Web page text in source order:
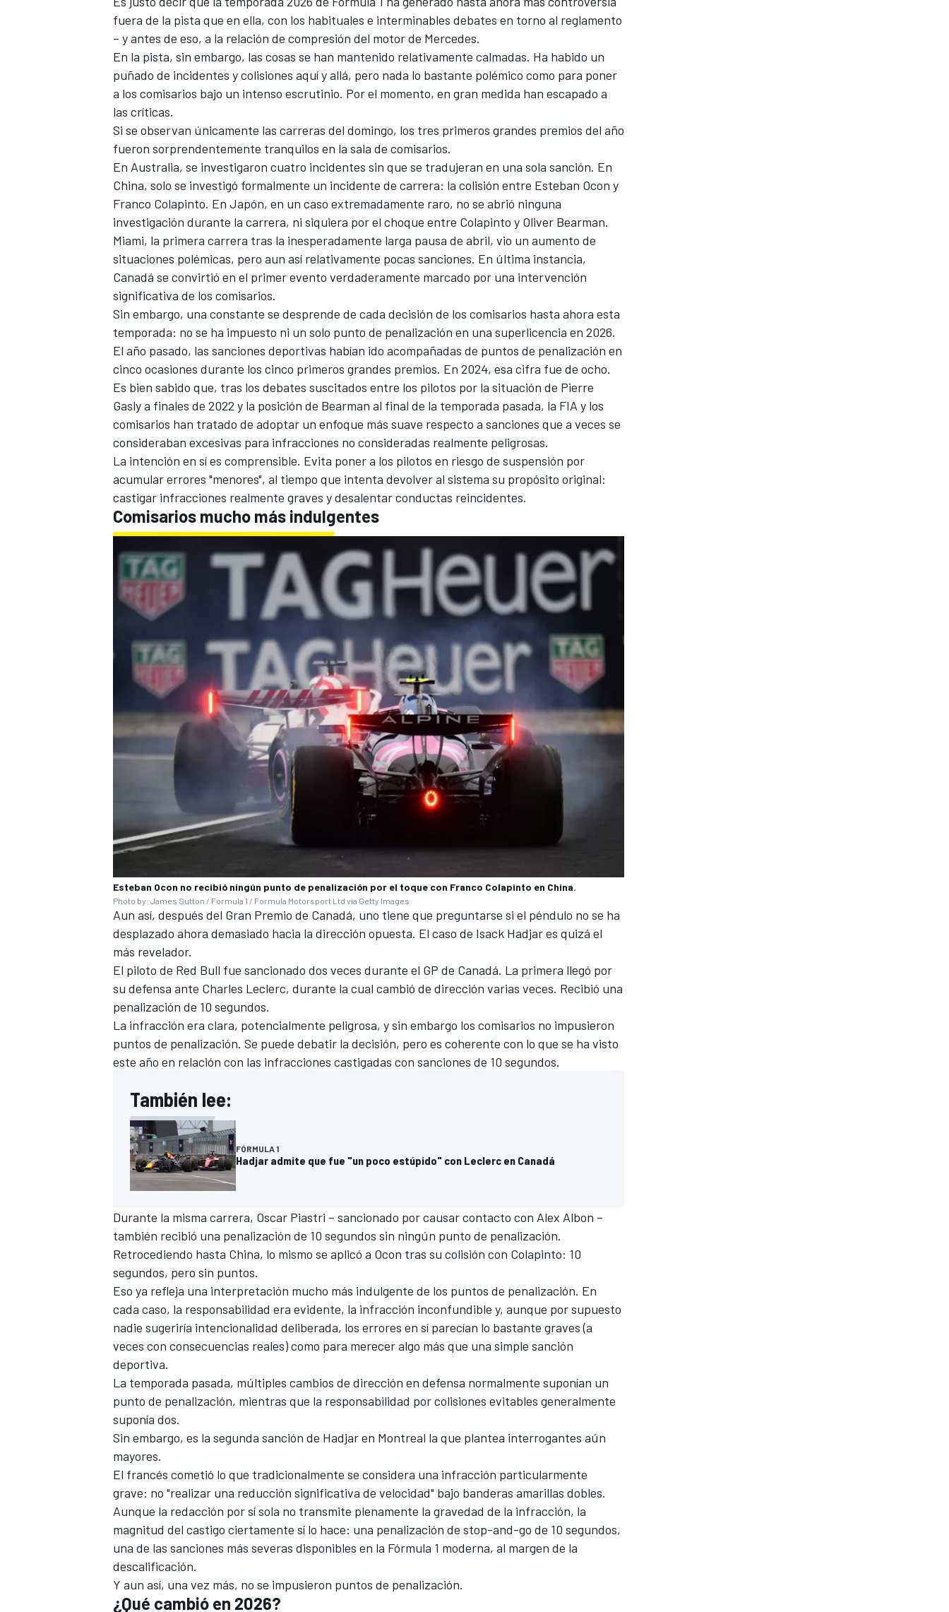
FÓRMULA E
WRC
fuera de la pista que en ella, con los habituales e interminables debates en torno al reglamento
– y antes de eso, a la relación de compresión del motor de Mercedes.
En la pista, sin embargo, las cosas se han mantenido relativamente calmadas. Ha habido un
puñado de incidentes y colisiones aquí y allá, pero nada lo bastante polémico como para poner
a los comisarios bajo un intenso escrutinio. Por el momento, en gran medida han escapado a
las críticas.
Si se observan únicamente las carreras del domingo, los tres primeros grandes premios del año
fueron sorprendentemente tranquilos en la sala de comisarios.
En Australia, se investigaron cuatro incidentes sin que se tradujeran en una sola sanción. En
China, solo se investigó formalmente un incidente de carrera: la colisión entre Esteban Ocon y
Franco Colapinto. En Japón, en un caso extremadamente raro, no se abrió ninguna
investigación durante la carrera, ni siquiera por el choque entre Colapinto y Oliver Bearman.
Miami, la primera carrera tras la inesperadamente larga pausa de abril, vio un aumento de
situaciones polémicas, pero aun así relativamente pocas sanciones. En última instancia,
Canadá se convirtió en el primer evento verdaderamente marcado por una intervención
significativa de los comisarios.
Sin embargo, una constante se desprende de cada decisión de los comisarios hasta ahora esta
temporada: no se ha impuesto ni un solo punto de penalización en una superlicencia en 2026.
El año pasado, las sanciones deportivas habían ido acompañadas de puntos de penalización en
cinco ocasiones durante los cinco primeros grandes premios. En 2024, esa cifra fue de ocho.
Es bien sabido que, tras los debates suscitados entre los pilotos por la situación de Pierre
Gaslya finales de 2022 y la posición de Bearman al final de la temporada pasada, la FIA y los
comisarios han tratado de adoptar un enfoque más suave respecto a sanciones que a veces se
consideraban excesivas para infracciones no consideradas realmente peligrosas.
La intención en sí es comprensible. Evita poner a los pilotos en riesgo de suspensión por
acumular errores "menores", al tiempo que intenta devolver al sistema su propósito original:
castigar infracciones realmente graves y desalentar conductas reincidentes.
Comisarios mucho más indulgentes
Esteban Ocon no recibió ningún punto de penalización por el toque con Franco Colapinto en China.
Photo by: James Sutton / Formula 1 / Formula Motorsport Ltd via Getty Images
Aun así, después del Gran Premio de Canadá, uno tiene que preguntarse si el péndulo no se ha
desplazado ahora demasiado hacia la dirección opuesta. El caso de Isack Hadjares quizá el
más revelador.
El piloto de Red Bull fue sancionado dos veces durante el GP de Canadá. La primera llegó por
su defensa ante Charles Leclerc, durante la cual cambió de dirección varias veces. Recibió una
penalización de 10 segundos.
La infracción era clara, potencialmente peligrosa, y sin embargo los comisarios no impusieron
puntos de penalización. Se puede debatir la decisión, pero es coherente con lo que se ha visto
este año en relación con las infracciones castigadas con sanciones de 10 segundos.
También lee:
FÓRMULA 1
Hadjar admite que fue "un poco estúpido" con Leclerc en Canadá
Durante la misma carrera, Oscar Piastri – sancionado por causar contacto con Alex Albon –
también recibió una penalización de 10 segundos sin ningún punto de penalización.
Retrocediendo hasta China, lo mismo se aplicó a Ocon tras su colisión con Colapinto: 10
segundos, pero sin puntos.
Eso ya refleja una interpretación mucho más indulgente de los puntos de penalización. En
cada caso, la responsabilidad era evidente, la infracción inconfundible y, aunque por supuesto
nadie sugeriría intencionalidad deliberada, los errores en sí parecían lo bastante graves (a
veces con consecuencias reales) como para merecer algo más que una simple sanción
deportiva.
La temporada pasada, múltiples cambios de dirección en defensa normalmente suponían un
punto de penalización, mientras que la responsabilidad por colisiones evitables generalmente
suponía dos.
Sin embargo, es la segunda sanción de Hadjar en Montreal la que plantea interrogantes aún
mayores.
El francés cometió lo que tradicionalmente se considera una infracción particularmente
grave: no "realizar una reducción significativa de velocidad" bajo banderas amarillas dobles.
Aunque la redacción por sí sola no transmite plenamente la gravedad de la infracción, la
magnitud del castigo ciertamente sí lo hace: una penalización de stop-and-go de 10 segundos,
una de las sanciones más severas disponibles en la Fórmula 1 moderna, al margen de la
descalificación.
Y aun así, una vez más, no se impusieron puntos de penalización.
¿Qué cambió en 2026?